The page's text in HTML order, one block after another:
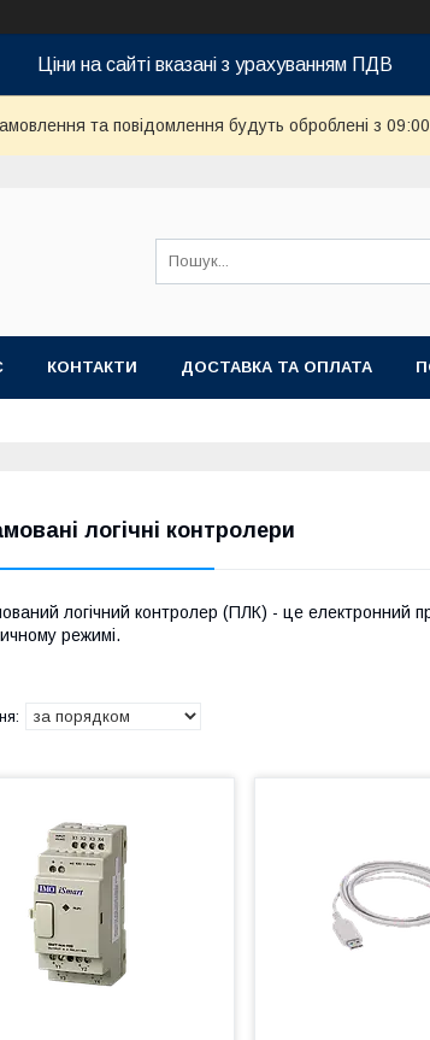
Ціни на сайті вказані з урахуванням ПДВ
та повідомлення будуть оброблені з
КОНТАКТИ ДОСТАВКА ТА ОПЛАТА
логічні контролери
логічний контролер (ПЛК) - це електронний
режимі.